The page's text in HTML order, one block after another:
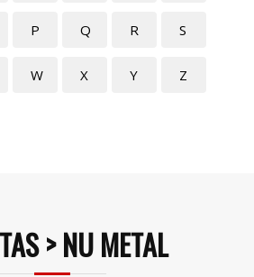
P Q R S
W X Y Z
> NU METAL